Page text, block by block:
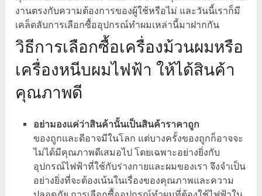
งานตรงกับความต้องการของผู้ใช้หรือไม่ และวันนี้เราก็มี
เคล็ดลับการเลือกซื้ออุปกรณ์ทำผมเหล่านี้มาฝากกัน
วิธีการเลือกซื้อเครื่องม้วนผมหรือ
เครื่องหนีบผมไฟฟ้า ให้ได้สินค้า
คุณภาพดี
อย่ามองแค่ว่าสินค้านั้นเป็นสินค้าราคาถูก
ของถูกและดีอาจมีในโลก แต่บางครั้งของถูกก็อาจจะ
ไม่ได้มีคุณภาพดีเสมอไป โดยเฉพาะอย่างยิ่งกับ
อุปกรณ์ไฟฟ้าที่ใช้กับร่างกายและผมของเรา จึงจำเป็น
อย่างยิ่งที่จะต้องเน้นในเรื่องของคุณภาพและความ